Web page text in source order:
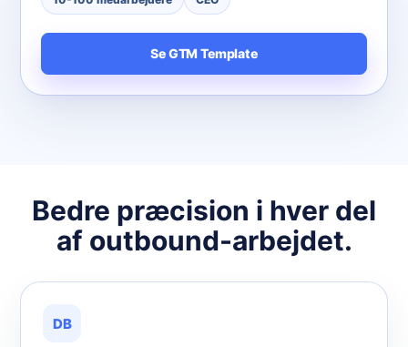
Se GTM Template
Bedre præcision i hver del
af outbound-arbejdet.
DB